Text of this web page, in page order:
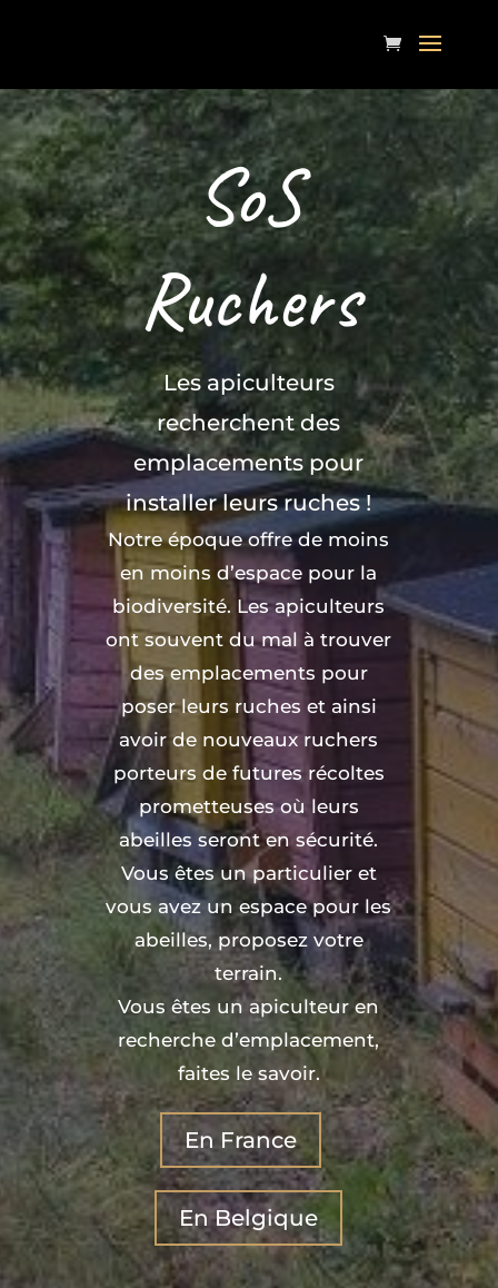
SoS
Ruchers
Les apiculteurs
recherchent des
emplacements pour
installer leurs ruches !
Notre époque offre de moins
en moins d’espace pour la
biodiversité. Les apiculteurs
ont souvent du mal à trouver
des emplacements pour
poser leurs ruches et ainsi
avoir de nouveaux ruchers
porteurs de futures récoltes
prometteuses où leurs
abeilles seront en sécurité.
Vous êtes un particulier et
vous avez un espace pour les
abeilles, proposez votre
terrain.
Vous êtes un apiculteur en
recherche d’emplacement,
faites le savoir.
En France
En Belgique